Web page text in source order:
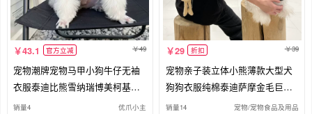
43.1 官方立减 49
宠物潮牌宠物马甲小狗牛仔无袖
衣服泰迪比熊雪纳瑞博美柯基春
秋猫
销量4 优爪小主
29 折扣 39
宠物亲子装立体小熊薄款大型犬
狗狗衣服纯棉泰迪萨摩金毛巨贵
比熊
销量14 宠物/宠物食品及用品